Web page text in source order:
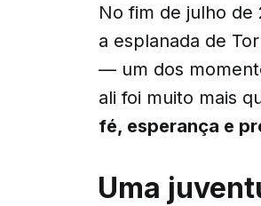
No fim de julho de
a esplanada de
— um dos
ali foi muito mais
fé, esperança e
Uma